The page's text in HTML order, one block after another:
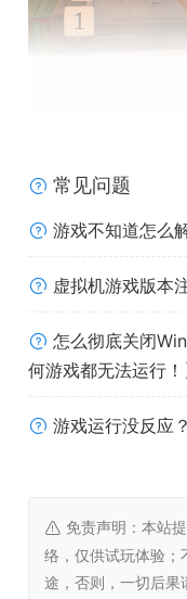
每个厨师都
两个臭皮匠顶个诸葛
他将帮助你开创家族
请你的朋友一起来玩
在每队最多三名玩家
大厨们齐聚一堂，展
常见问题
游戏不知道怎么
虚拟机游戏版本
怎么彻底关闭
何游戏都无法运行！
游戏运行没反应
免责声明：本站
络，仅供试玩体验；
途，否则，一切后果